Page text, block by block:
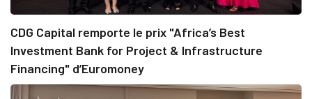
CDG Capital remporte le prix "Africa’s Best
Investment Bank for Project & Infrastructure
Financing" d’Euromoney